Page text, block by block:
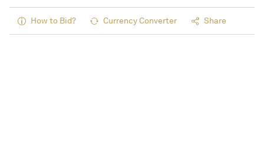
How to Bid? Currency Converter Share